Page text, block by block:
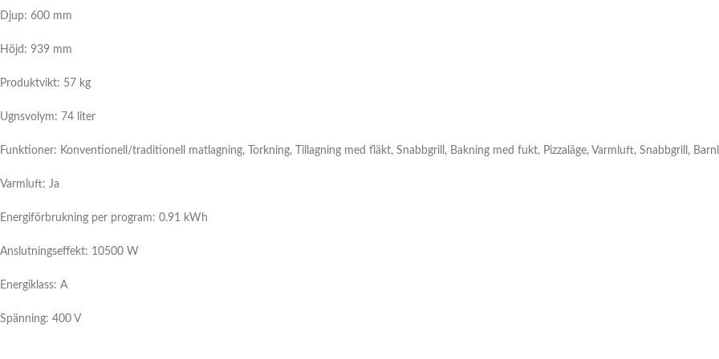
Djup: 600 mm
Höjd: 939 mm
Produktvikt: 57 kg
Ugnsvolym: 74 liter
Funktioner: Konventionell/traditionell matlagning, Torkning, Tillagning med fläkt, Snabbgrill, Bakning med fukt, Pizzaläge, Varmluft, Snabbgrill,
Varmluft: Ja
Energiförbrukning per program: 0.91 kWh
Anslutningseffekt: 10500 W
Energiklass: A
Spänning: 400 V